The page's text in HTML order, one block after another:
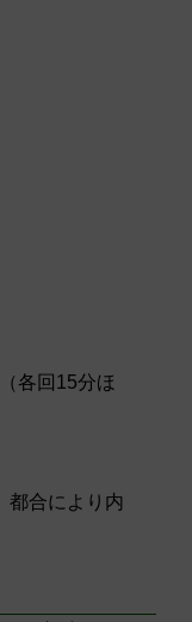
各回15分ほ
都合により内